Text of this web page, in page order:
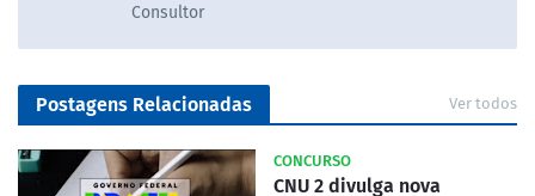
Consultor
Postagens Relacionadas Ver todos
CONCURSO
CNU 2 divulga nova